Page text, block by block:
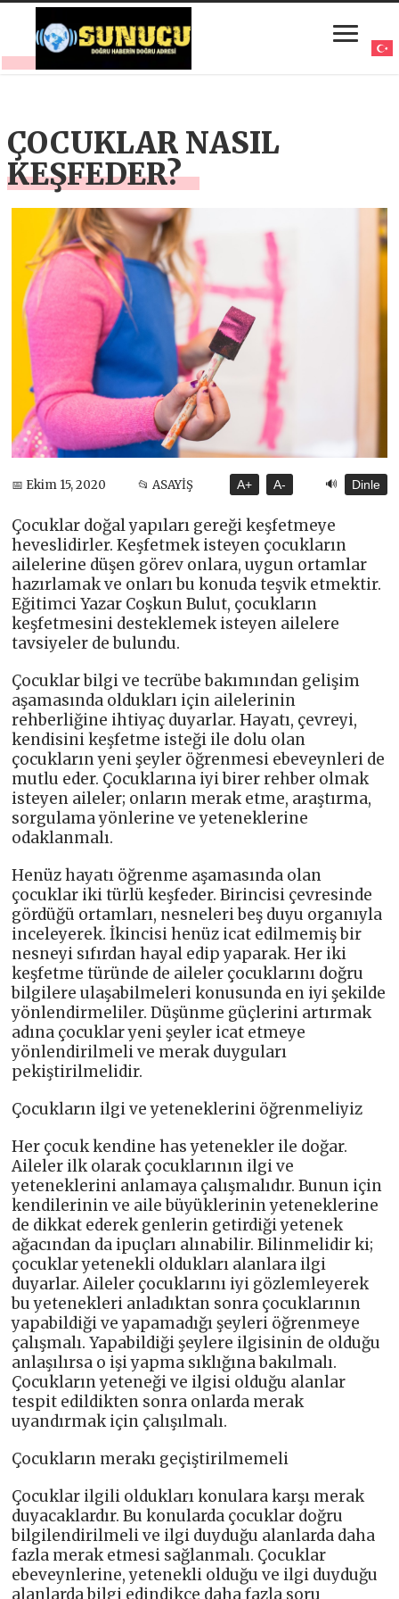
ÇOCUKLAR NASIL
KEŞFEDER?
📅 Ekim 15, 2020 📂 ASAYİŞ A+ A- 🔊 Dinle
Çocuklar doğal yapıları gereği keşfetmeye
heveslidirler. Keşfetmek isteyen çocukların
ailelerine düşen görev onlara, uygun ortamlar
hazırlamak ve onları bu konuda teşvik etmektir.
Eğitimci Yazar Coşkun Bulut, çocukların
keşfetmesini desteklemek isteyen ailelere
tavsiyeler de bulundu.
Çocuklar bilgi ve tecrübe bakımından gelişim
aşamasında oldukları için ailelerinin
rehberliğine ihtiyaç duyarlar. Hayatı, çevreyi,
kendisini keşfetme isteği ile dolu olan
çocukların yeni şeyler öğrenmesi ebeveynleri de
mutlu eder. Çocuklarına iyi birer rehber olmak
isteyen aileler; onların merak etme, araştırma,
sorgulama yönlerine ve yeteneklerine
odaklanmalı.
Henüz hayatı öğrenme aşamasında olan
çocuklar iki türlü keşfeder. Birincisi çevresinde
gördüğü ortamları, nesneleri beş duyu organıyla
inceleyerek. İkincisi henüz icat edilmemiş bir
nesneyi sıfırdan hayal edip yaparak. Her iki
keşfetme türünde de aileler çocuklarını doğru
bilgilere ulaşabilmeleri konusunda en iyi şekilde
yönlendirmeliler. Düşünme güçlerini artırmak
adına çocuklar yeni şeyler icat etmeye
yönlendirilmeli ve merak duyguları
pekiştirilmelidir.
Çocukların ilgi ve yeteneklerini öğrenmeliyiz
Her çocuk kendine has yetenekler ile doğar.
Aileler ilk olarak çocuklarının ilgi ve
yeteneklerini anlamaya çalışmalıdır. Bunun için
kendilerinin ve aile büyüklerinin yeteneklerine
de dikkat ederek genlerin getirdiği yetenek
ağacından da ipuçları alınabilir. Bilinmelidir ki;
çocuklar yetenekli oldukları alanlara ilgi
duyarlar. Aileler çocuklarını iyi gözlemleyerek
bu yetenekleri anladıktan sonra çocuklarının
yapabildiği ve yapamadığı şeyleri öğrenmeye
çalışmalı. Yapabildiği şeylere ilgisinin de olduğu
anlaşılırsa o işi yapma sıklığına bakılmalı.
Çocukların yeteneği ve ilgisi olduğu alanlar
tespit edildikten sonra onlarda merak
uyandırmak için çalışılmalı.
Çocukların merakı geçiştirilmemeli
Çocuklar ilgili oldukları konulara karşı merak
duyacaklardır. Bu konularda çocuklar doğru
bilgilendirilmeli ve ilgi duyduğu alanlarda daha
fazla merak etmesi sağlanmalı. Çocuklar
ebeveynlerine, yetenekli olduğu ve ilgi duyduğu
alanlarda bilgi edindikçe daha fazla soru